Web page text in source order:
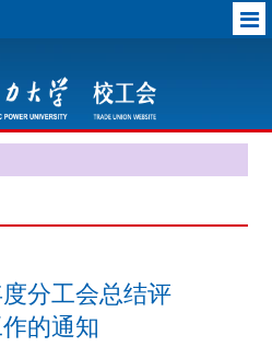
分工会总结评
的通知